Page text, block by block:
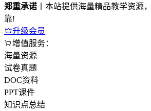
郑重承诺 丨本站提供海量精品教学资源
靠!
升级会员
增值服务：
海量资源
试卷真题
DOC资料
PPT课件
知识点总结